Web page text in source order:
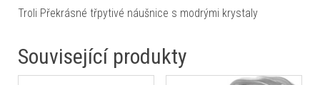
Troli Překrásné třpytivé náušnice s modrými krystaly
Související produkty